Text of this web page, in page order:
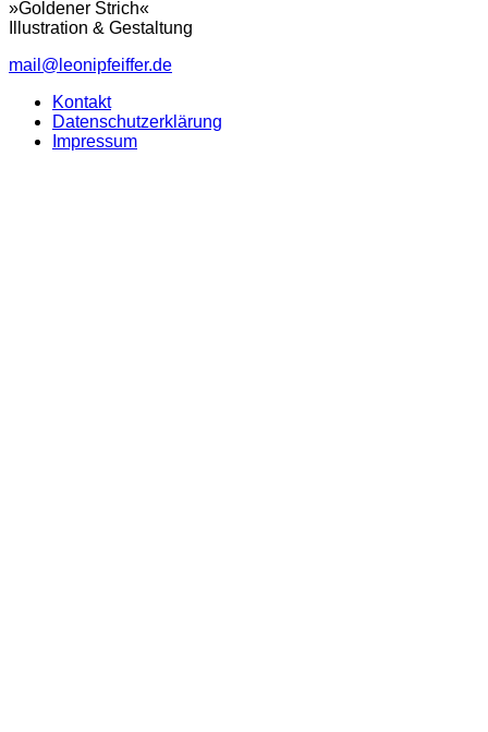
»Goldener Strich«
Illustration & Gestaltung
mail@leonipfeiffer.de
Kontakt
Datenschutzerklärung
Impressum